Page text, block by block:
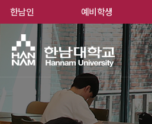
한남인 예비학생